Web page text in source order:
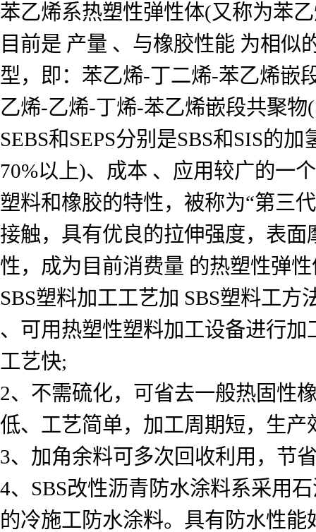
苯乙烯系热塑性弹性体(又称为苯
目前是 产量 、与橡胶性能 为相似
型，即：苯乙烯-丁二烯-苯乙烯嵌
乙烯-乙烯-丁烯-苯乙烯嵌段共聚物
SEBS和SEPS分别是SBS和SIS的
70%以上)、成本 、应用较广的一
塑料和橡胶的特性，被称为“第三
接触，具有优良的拉伸强度，表
性，成为目前消费量 的热塑性弹
SBS塑料加工工艺加 SBS塑料工方
、可用热塑性塑料加工设备进行
工艺快;
2、不需硫化，可省去一般热固性
低、工艺简单，加工周期短，生产
3、加角余料可多次回收利用，节
4、SBS改性沥青防水涂料系采用
的冷施工防水涂料。具有防水性